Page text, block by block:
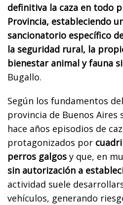
definitiva la caza en todo
Provincia, estableciendo
sancionatorio específico
la seguridad rural, la
bienestar animal y fauna
Bugallo.
Según los fundamentos
provincia de Buenos Aires
hace años episodios de
protagonizados por
perros galgos y que, en
sin autorización a
actividad suele
vehículos, generando